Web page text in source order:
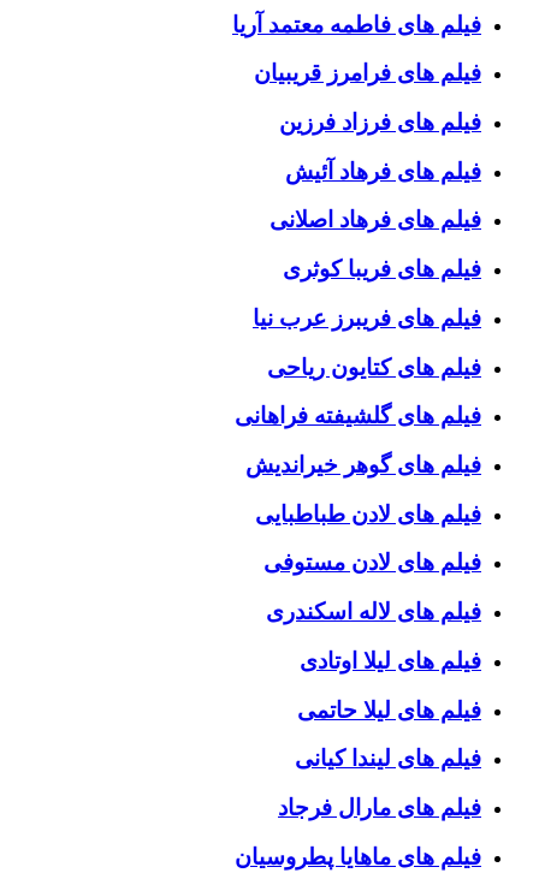
فیلم های فاطمه معتمد آریا
فیلم های فرامرز قریبیان
فیلم های فرزاد فرزین
فیلم های فرهاد آئیش
فیلم های فرهاد اصلانی
فیلم های فریبا کوثری
فیلم های فریبرز عرب نیا
فیلم های کتایون ریاحی
فیلم های گلشیفته فراهانی
فیلم های گوهر خیراندیش
فیلم های لادن طباطبایی
فیلم های لادن مستوفی
فیلم های لاله اسکندری
فیلم های لیلا اوتادی
فیلم های لیلا حاتمی
فیلم های لیندا کیانی
فیلم های مارال فرجاد
فیلم های ماهایا پطروسیان